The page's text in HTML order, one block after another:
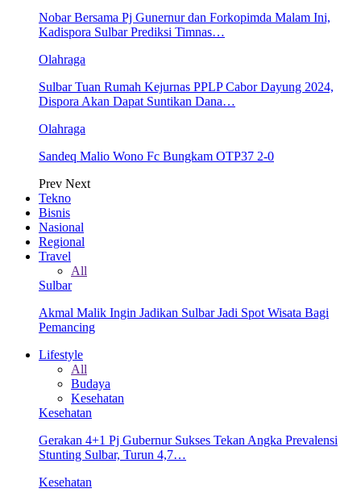
Nobar Bersama Pj Gunernur dan Forkopimda Malam Ini,
Kadispora Sulbar Prediksi Timnas…
Olahraga
Sulbar Tuan Rumah Kejurnas PPLP Cabor Dayung 2024,
Dispora Akan Dapat Suntikan Dana…
Olahraga
Sandeq Malio Wono Fc Bungkam OTP37 2-0
Prev Next
Tekno
Bisnis
Nasional
Regional
Travel
All
Sulbar
Akmal Malik Ingin Jadikan Sulbar Jadi Spot Wisata Bagi
Pemancing
Lifestyle
All
Budaya
Kesehatan
Kesehatan
Gerakan 4+1 Pj Gubernur Sukses Tekan Angka Prevalensi
Stunting Sulbar, Turun 4,7…
Kesehatan